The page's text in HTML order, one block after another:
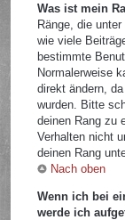
Was ist mein
Ränge, die
wie viele
bestimmte
Normalerweise
direkt ändern,
wurden. Bitte
deinen Rang zu
Verhalten nicht
deinen Rang
Nach oben
Wenn ich bei
werde ich